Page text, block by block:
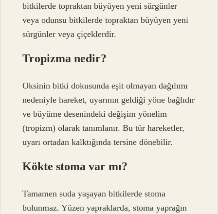
bitkilerde topraktan büyüyen yeni sürgünler
veya odunsu bitkilerde topraktan büyüyen yeni
sürgünler veya çiçeklerdir.
Tropizma nedir?
Oksinin bitki dokusunda eşit olmayan dağılımı
nedeniyle hareket, uyarının geldiği yöne bağlıdır
ve büyüme desenindeki değişim yönelim
(tropizm) olarak tanımlanır. Bu tür hareketler,
uyarı ortadan kalktığında tersine dönebilir.
Kökte stoma var mı?
Tamamen suda yaşayan bitkilerde stoma
bulunmaz. Yüzen yapraklarda, stoma yaprağın